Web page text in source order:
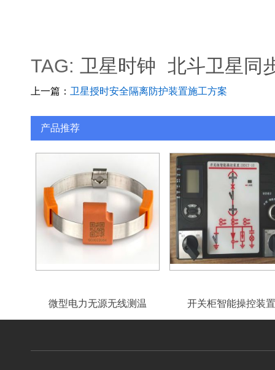
TAG: 卫星时钟 北斗卫星同
上一篇： 卫星授时安全隔离防护装置施工方案
产品推荐
微型电力无源无线测温 开关柜智能操控装置